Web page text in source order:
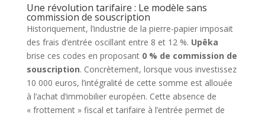
Une révolution tarifaire : Le modèle sans
commission de souscription
Historiquement, l’industrie de la pierre-papier imposait
des frais d’entrée oscillant entre 8 et 12 %. Upêka
brise ces codes en proposant 0 % de commission de
souscription. Concrètement, lorsque vous investissez
10 000 euros, l’intégralité de cette somme est allouée
à l’achat d’immobilier européen. Cette absence de
« frottement » fiscal et tarifaire à l’entrée permet de